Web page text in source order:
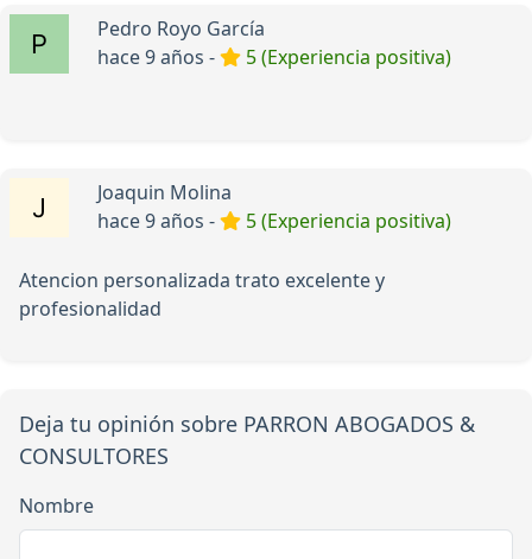
Pedro Royo García
hace 9 años -
5 (Experiencia positiva)
Joaquin Molina
hace 9 años -
5 (Experiencia positiva)
Atencion personalizada trato excelente y
profesionalidad
Deja tu opinión sobre PARRON ABOGADOS &
CONSULTORES
Nombre